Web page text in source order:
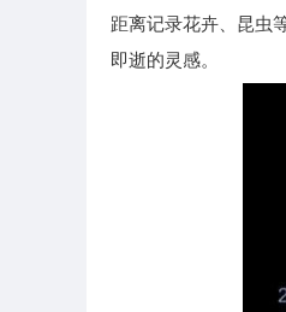
距离记录花卉、昆虫
即逝的灵感。